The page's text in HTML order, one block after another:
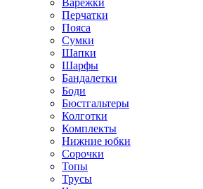
Перчатки
Пояса
Сумки
Шапки
Шарфы
Бандалетки
Боди
Бюстгальтеры
Колготки
Комплекты
Нижние юбки
Сорочки
Топы
Трусы